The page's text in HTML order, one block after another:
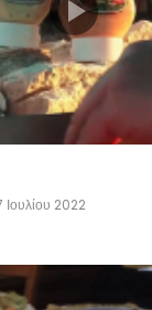
Ιουλίου 2022